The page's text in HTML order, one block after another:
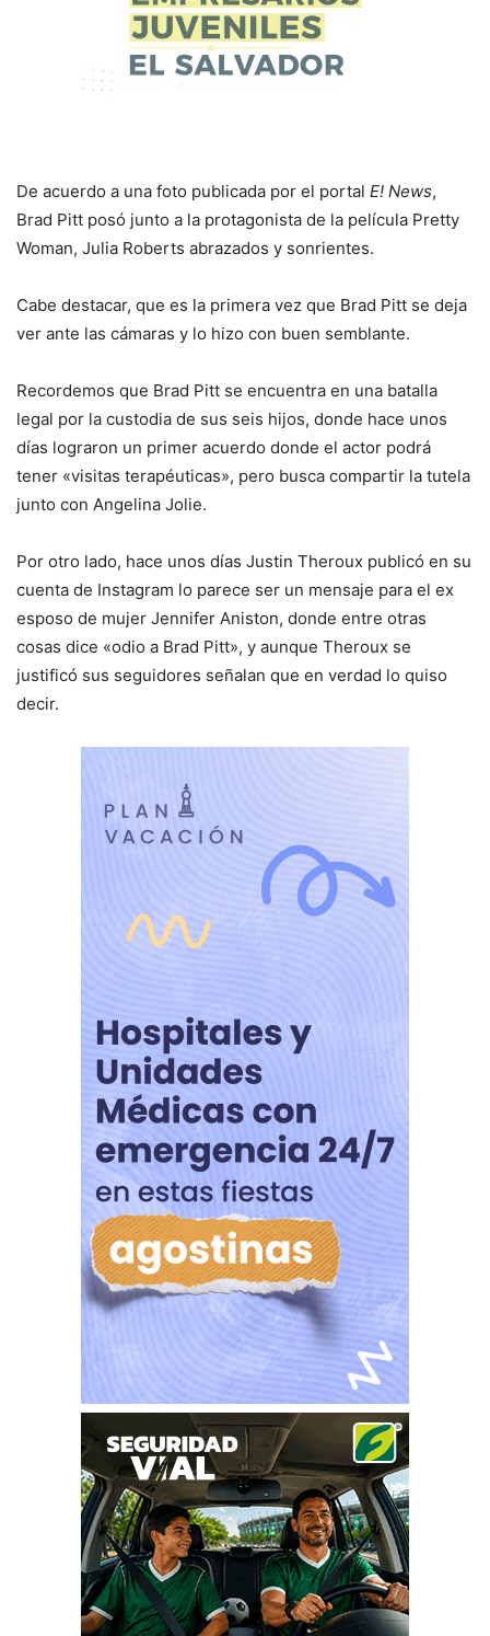
De acuerdo a una foto publicada por el portal E! News,
Brad Pitt posó junto a la protagonista de la película Pretty
Woman, Julia Roberts abrazados y sonrientes.
Cabe destacar, que es la primera vez que Brad Pitt se deja
ver ante las cámaras y lo hizo con buen semblante.
Recordemos que Brad Pitt se encuentra en una batalla
legal por la custodia de sus seis hijos, donde hace unos
días lograron un primer acuerdo donde el actor podrá
tener «visitas terapéuticas», pero busca compartir la tutela
junto con Angelina Jolie.
Por otro lado, hace unos días Justin Theroux publicó en su
cuenta de Instagram lo parece ser un mensaje para el ex
esposo de mujer Jennifer Aniston, donde entre otras
cosas dice «odio a Brad Pitt», y aunque Theroux se
justificó sus seguidores señalan que en verdad lo quiso
decir.